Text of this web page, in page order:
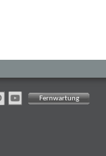
Fernwartung